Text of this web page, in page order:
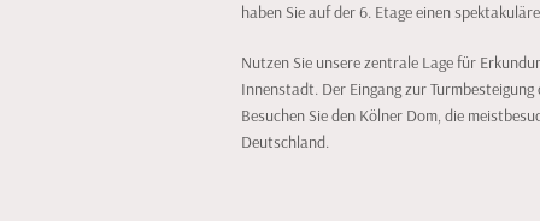
haben Sie auf der 6. Etage einen
Nutzen Sie unsere zentrale Lage für
Innenstadt. Der Eingang zur
Besuchen Sie den Kölner Dom, die
Deutschland.